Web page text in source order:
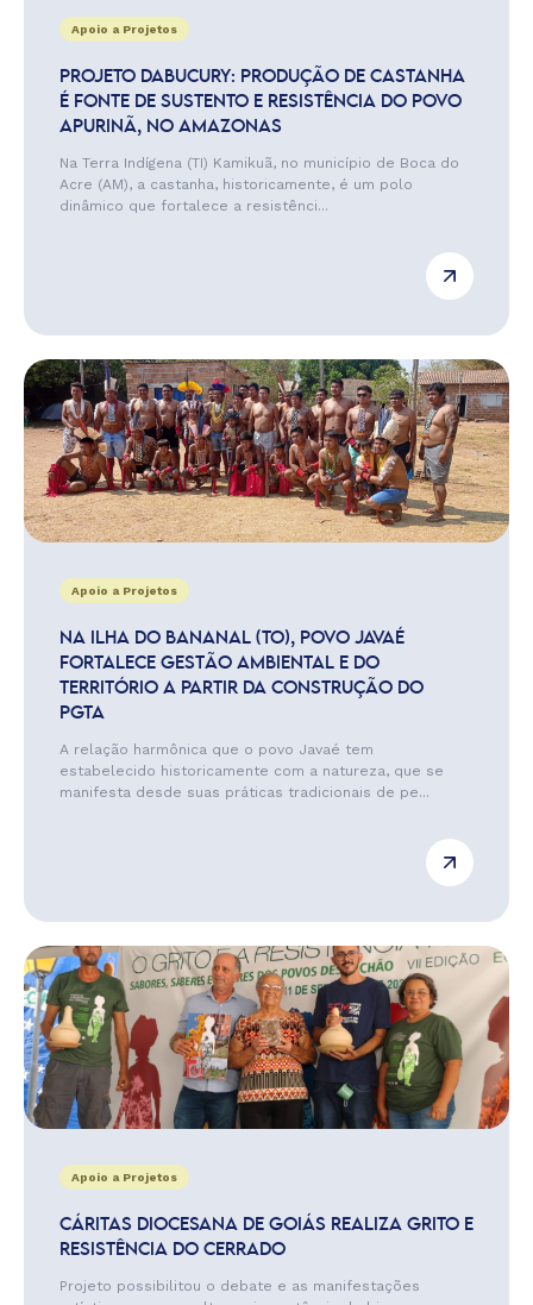
Apoio a Projetos
PROJETO DABUCURY: PRODUÇÃO DE CASTANHA
É FONTE DE SUSTENTO E RESISTÊNCIA DO POVO
APURINÃ, NO AMAZONAS
Na Terra Indígena (TI) Kamikuã, no município de Boca do
Acre (AM), a castanha, historicamente, é um polo
dinâmico que fortalece a resistênci...
Apoio a Projetos
NA ILHA DO BANANAL (TO), POVO JAVAÉ
FORTALECE GESTÃO AMBIENTAL E DO
TERRITÓRIO A PARTIR DA CONSTRUÇÃO DO
PGTA
A relação harmônica que o povo Javaé tem
estabelecido historicamente com a natureza, que se
manifesta desde suas práticas tradicionais de pe...
Apoio a Projetos
CÁRITAS DIOCESANA DE GOIÁS REALIZA GRITO E
RESISTÊNCIA DO CERRADO
Projeto possibilitou o debate e as manifestações